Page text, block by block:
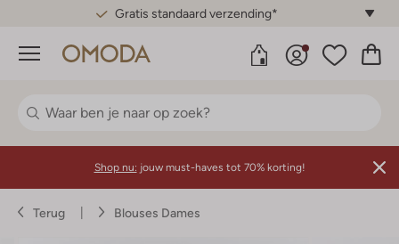
Gratis standaard verzending*
Menu
Shop nu: jouw must-haves tot 70% korting!
Terug Blouses Dames